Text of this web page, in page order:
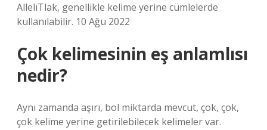
AllelıTlak, genellikle kelime yerine cümlelerde
kullanılabilir. 10 Ağu 2022
Çok kelimesinin eş anlamlısı
nedir?
Aynı zamanda aşırı, bol miktarda mevcut, çok, çok,
çok kelime yerine getirilebilecek kelimeler var.